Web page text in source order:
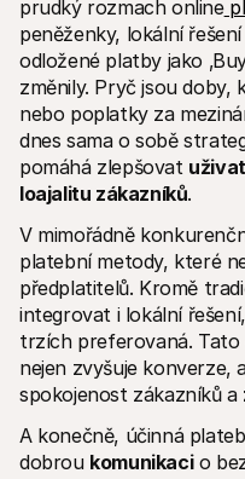
prudký rozmach online
peněženky, lokální
odložené platby jako
změnily. Pryč jsou doby,
nebo poplatky za
dnes sama o sobě
pomáhá zlepšovat
loajalitu zákazníků.
V mimořádně
platební metody, které
předplatitelů. Kromě
integrovat i lokální
trzích preferovaná. Tato
nejen zvyšuje konverze,
spokojenost zákazníků a
A konečně, účinná
dobrou komunikaci o